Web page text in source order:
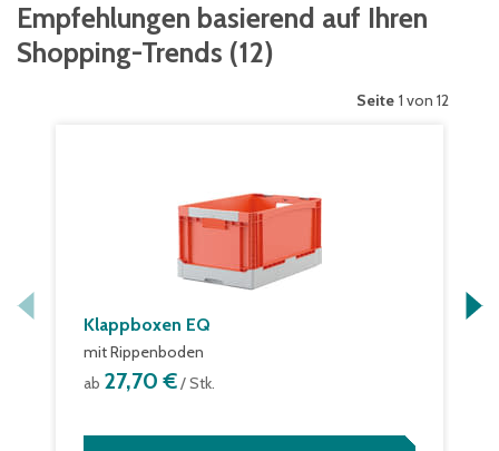
Empfehlungen basierend auf Ihren
Shopping-Trends (12)
Seite 1 von 12
Klappboxen EQ
mit Rippenboden
ab 27,70 €/ Stk.